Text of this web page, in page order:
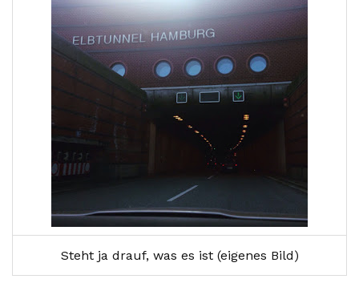
Steht ja drauf, was es ist (eigenes Bild)